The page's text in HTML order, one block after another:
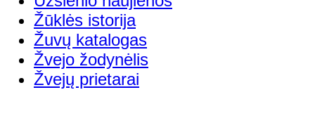
Žūklės istorija
Žuvų katalogas
Žvejo žodynėlis
Žvejų prietarai